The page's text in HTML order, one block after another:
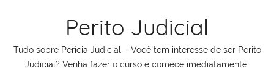
conteúdo
Perito Judicial
Tudo sobre Perícia Judicial – Você tem interesse de ser Perito
Judicial? Venha fazer o curso e comece imediatamente.